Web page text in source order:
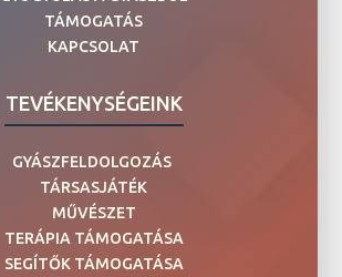
TÁMOGATÁS
KAPCSOLAT
TEVÉKENYSÉGEINK
GYÁSZFELDOLGOZÁS
TÁRSASJÁTÉK
MŰVÉSZET
TERÁPIA TÁMOGATÁSA
SEGÍTŐK TÁMOGATÁSA